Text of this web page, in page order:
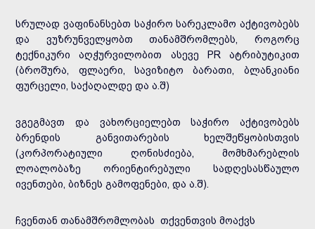
სრულად ვაფინანსებთ საჭირო სარეკლამო აქტივობებს
და ვუზრუნველყობთ თანამშრომლებს, როგორც
ტექნიკური აღჭურვილობით ასევე PR ატრიბუტიკით
(ბროშურა, ფლაერი, სავიზიტო ბარათი, ბლანკიანი
ფურცელი, საქაღალდე და ა.შ)
ვგეგმავთ და ვახორციელებთ საჭირო აქტივობებს
ბრენდის განვითარების ხელშეწყობისთვის
(კორპორატიული ღონისძიება, მომხმარებლის
ლოალობაზე ორიენტირებული სადღესასწაულო
ივენთები, ბიზნეს გამოფენები, და ა.შ).
ჩვენთან თანამშრომლობას თქვენთვის მოაქვს